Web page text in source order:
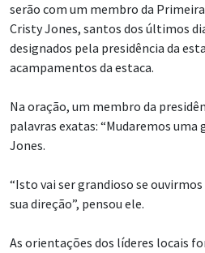
serão com um membro da
Cristy Jones, santos dos últimos
designados pela presidência da
acampamentos da estaca.
Na oração, um membro da
palavras exatas: “Mudaremos
Jones.
“Isto vai ser grandioso se
sua direção”, pensou ele.
As orientações dos líderes locais